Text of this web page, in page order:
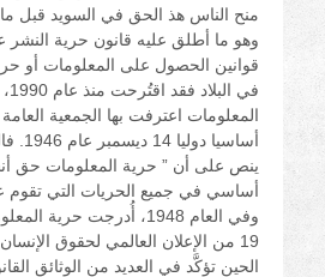
قوانين الحصول على المعلومات أو
في
المعلومات اعترفت بها الجمعية
ينص على أن ” حرية المعلومات حق
أساسي في جميع الحريات التي تقوم
وفي العام 1948، أُدرجت
19 من الإعلان العالمي لحقوق
الحين تؤكَّد في العديد من الوثائق